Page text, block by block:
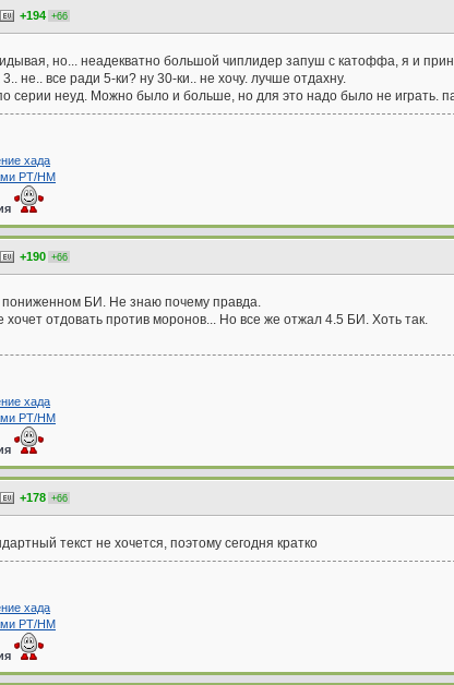
+194 +66
но... неадекватно большой чиплидер запуш с катоффа, я и
не.. все ради 5-ки? ну 30-ки.. не хочу. лучше отдахну.
серии неуд. Можно было и больше, но для это надо было не играть.
хада
PT/HM
+190 +66
БИ. Не знаю почему правда.
отдовать против моронов... Но все же отжал 4.5 БИ. Хоть так.
хада
PT/HM
+178 +66
текст не хочется, поэтому сегодня кратко
хада
PT/HM